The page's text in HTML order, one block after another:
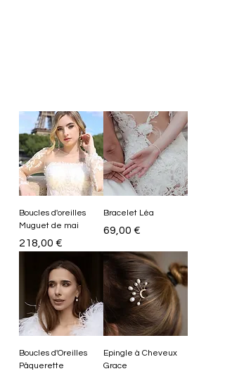
Boucles d'oreilles
Muguet de mai
Prix
218,00 €
Bracelet Léa
Prix
69,00 €
Boucles d'Oreilles
Pâquerette
Epingle à Cheveux
Grace